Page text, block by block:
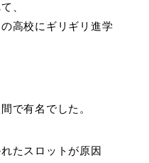
、
高校にギリギリ進学
で有名でした。
たスロットが原因